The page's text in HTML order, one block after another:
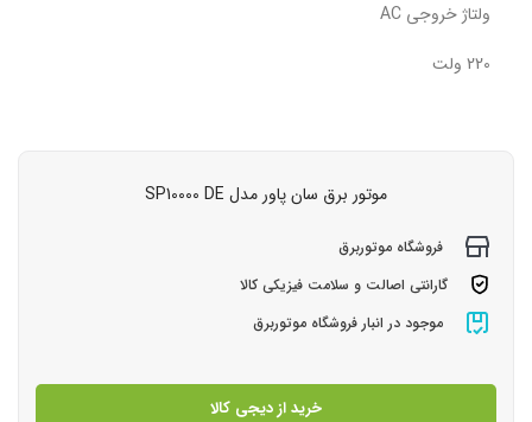
ولتاژ خروجی AC
220 ولت
موتور برق سان پاور مدل SP10000 DE
فروشگاه موتوربرق
گارانتی اصالت و سلامت فیزیکی کالا
موجود در انبار فروشگاه موتوربرق
خرید از دیجی کالا